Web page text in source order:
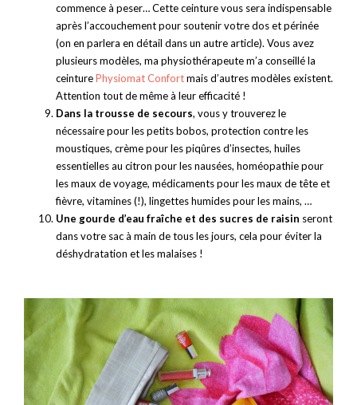
commence à peser… Cette ceinture vous sera indispensable
après l’accouchement pour soutenir votre dos et périnée
(on en parlera en détail dans un autre article). Vous avez
plusieurs modèles, ma physiothérapeute m’a conseillé la
ceinturePhysiomat Confortmais d’autres modèles existent.
Attention tout de même à leur efficacité !
Dans la trousse de secours, vous y trouverez le
nécessaire pour les petits bobos, protection contre les
moustiques, crème pour les piqûres d’insectes, huiles
essentielles au citron pour les nausées, homéopathie pour
les maux de voyage, médicaments pour les maux de tête et
fièvre, vitamines (!), lingettes humides pour les mains, …
Une gourde d’eau fraîche et des sucres de raisin seront
dans votre sac à main de tous les jours, cela pour éviter la
déshydratation et les malaises !